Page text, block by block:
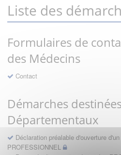
Liste des
Formulaires de
des Médecins
Contact
Démarches
Départementaux
Déclaration préalable d'ouverture
PROFESSIONNEL